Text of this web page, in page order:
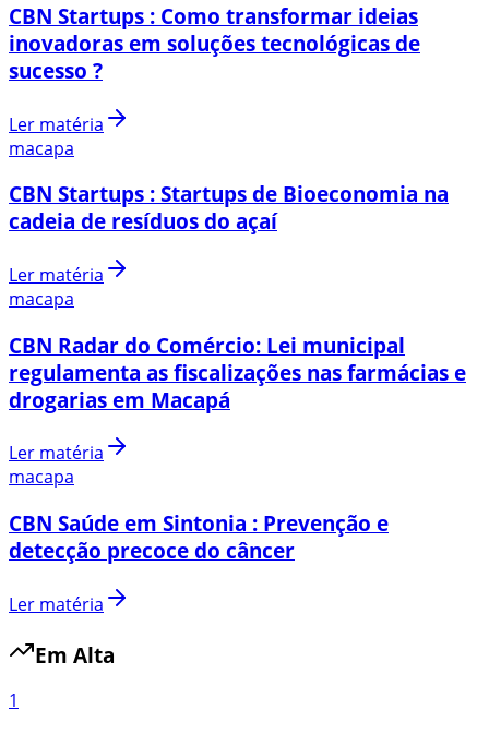
CBN Startups : Como transformar ideias
inovadoras em soluções tecnológicas de
sucesso ?
Ler matéria
macapa
CBN Startups : Startups de Bioeconomia na
cadeia de resíduos do açaí
Ler matéria
macapa
CBN Radar do Comércio: Lei municipal
regulamenta as fiscalizações nas farmácias e
drogarias em Macapá
Ler matéria
macapa
CBN Saúde em Sintonia : Prevenção e
detecção precoce do câncer
Ler matéria
Em Alta
1